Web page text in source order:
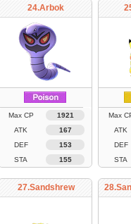
24.Arbok
Max CP
1921
ATK
167
DEF
153
STA
155
Max
ATK
DEF
STA
27.Sandshrew